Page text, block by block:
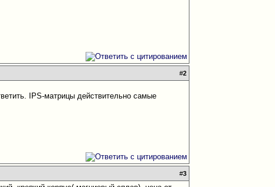
#2
IPS-матрицы действительно самые
#3